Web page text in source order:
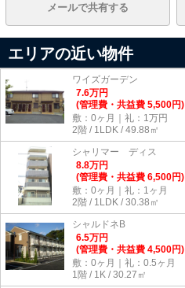
メールで共有する
エリアの近い物件
ワイズガーデン
7.6万円
(管理費・共益費 5,500円)
敷：0ヶ月｜礼：1万円
2階 / 1LDK / 49.88㎡
シャリマー ディス
8.8万円
(管理費・共益費 6,500円)
敷：0ヶ月｜礼：1ヶ月
2階 / 1LDK / 30.38㎡
シャルドネB
6.5万円
(管理費・共益費 4,500円)
敷：0ヶ月｜礼：0.5ヶ月
1階 / 1K / 30.27㎡